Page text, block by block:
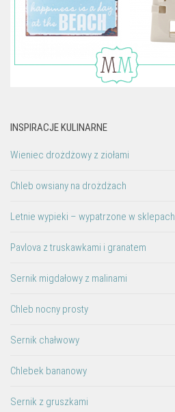
INSPIRACJE KULINARNE
Wieniec drożdżowy z ziołami
Chleb owsiany na drożdżach
Letnie wypieki – wypatrzone w sklepach
Pavlova z truskawkami i granatem
Sernik migdałowy z malinami
Chleb nocny prosty
Sernik chałwowy
Chlebek bananowy
Sernik z gruszkami